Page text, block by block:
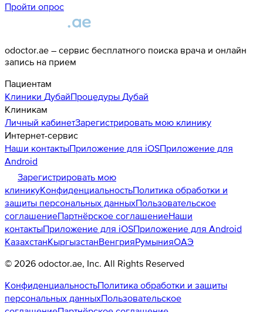
Пройти опрос
odoctor.ae – сервис бесплатного поиска врача и онлайн
запись на прием
Пациентам
Клиники ДубайПроцедуры Дубай
Клиникам
Личный кабинетЗарегистрировать мою клинику
Интернет-сервис
Наши контактыПриложение для iOSПриложение для
Android
Зарегистрировать мою
клиникуКонфиденциальностьПолитика обработки и
защиты персональных данныхПользовательское
соглашениеПартнёрское соглашениеНаши
контактыПриложение для iOSПриложение для Android
КазахстанКыргызстанВенгрияРумынияОАЭ
© 2026 odoctor.ae, Inc. All Rights Reserved
КонфиденциальностьПолитика обработки и защиты
персональных данныхПользовательское